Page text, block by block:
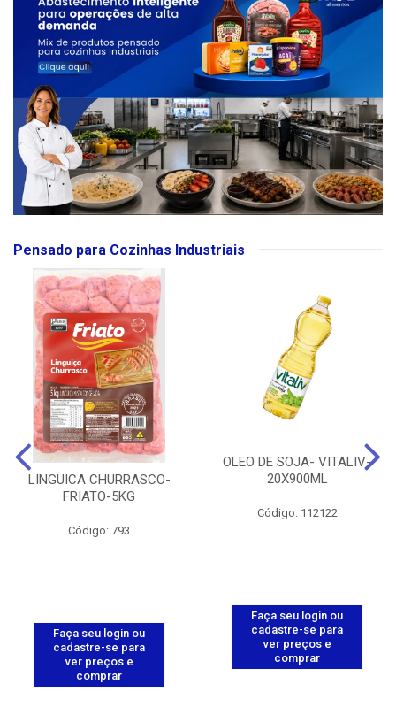
Pensado para Cozinhas Industriais
LINGUICA CHURRASCO-
FRIATO-5KG
Código: 793
Faça seu login ou
cadastre-se para
ver preços e
comprar
OLEO DE SOJA- VITALIV-
20X900ML
Código: 112122
Faça seu login ou
cadastre-se para
ver preços e
comprar